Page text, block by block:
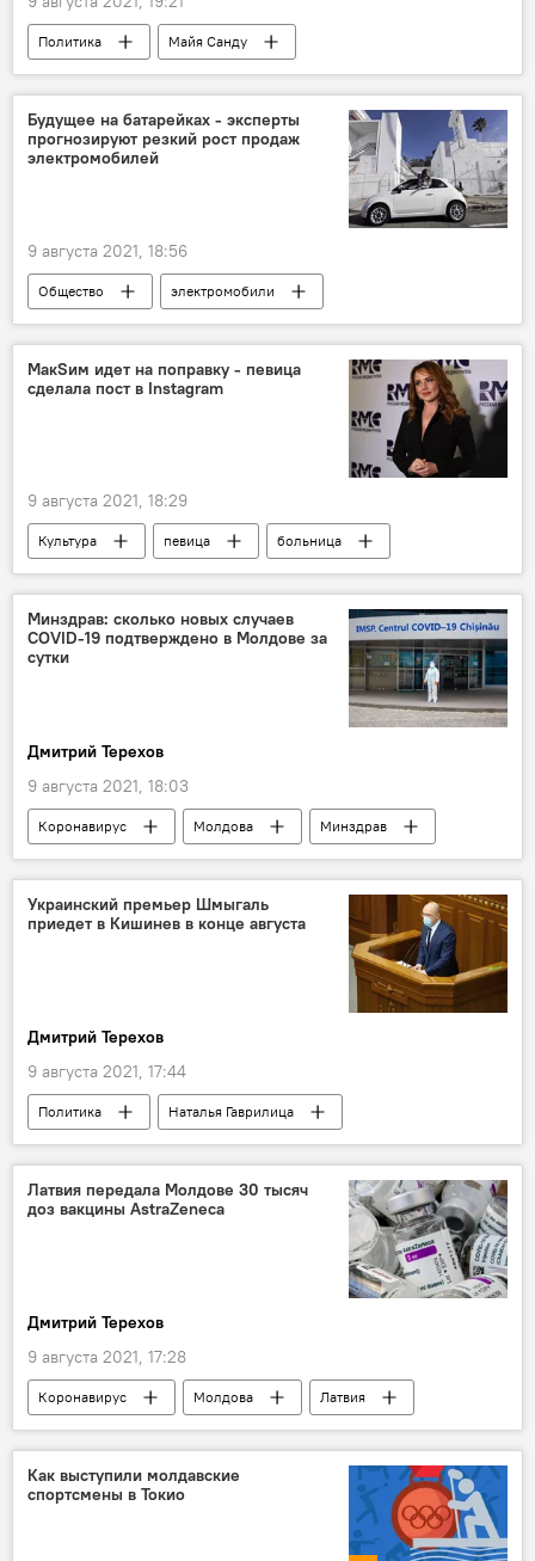
Политика
Майя Санду
Высший совет безопасности
Будущее на батарейках - эксперты
прогнозируют резкий рост продаж
электромобилей
9 августа 2021, 18:56
Общество электромобили
МакSим идет на поправку - певица
сделала пост в Instagram
9 августа 2021, 18:29
Культура певица больница
Минздрав: сколько новых случаев
COVID-19 подтверждено в Молдове за
сутки
Дмитрий Терехов
9 августа 2021, 18:03
Коронавирус Молдова
Минздрав
статистика
Украинский премьер Шмыгаль
приедет в Кишинев в конце августа
Дмитрий Терехов
9 августа 2021, 17:44
Политика
Наталья Гаврилица
В Молдове
Украина
Латвия передала Молдове 30 тысяч
доз вакцины AstraZeneca
Дмитрий Терехов
9 августа 2021, 17:28
Коронавирус Молдова
Латвия
вакцина
Как выступили молдавские
спортсмены в Токио